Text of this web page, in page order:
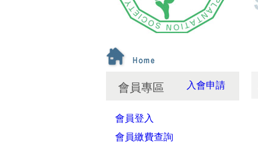
會員專區 入會申請
會員登入
會員繳費查詢